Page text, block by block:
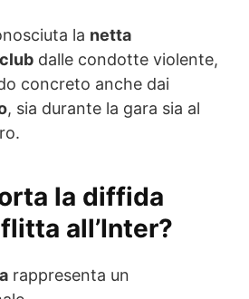
la netta
dalle condotte violente,
concreto anche dai
, sia durante la gara sia al
la diffida
all’Inter?
rappresenta un